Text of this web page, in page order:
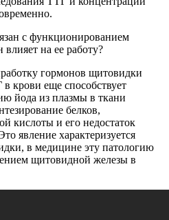
с функционированием
на ее работу?
гормонов щитовидки
крови еще способствует
йода из плазмы в ткани
белков,
кислоты и его недостаток
явление характеризуется
в медицине эту патологию
щитовидной железы в